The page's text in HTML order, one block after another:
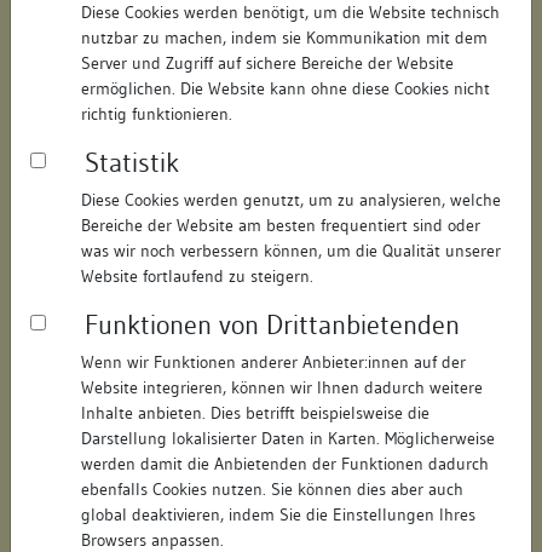
Diese Cookies werden benötigt, um die Website technisch
nutzbar zu machen, indem sie Kommunikation mit dem
Server und Zugriff auf sichere Bereiche der Website
ermöglichen. Die Website kann ohne diese Cookies nicht
richtig funktionieren.
Statistik
Diese Cookies werden genutzt, um zu analysieren, welche
Bereiche der Website am besten frequentiert sind oder
was wir noch verbessern können, um die Qualität unserer
Website fortlaufend zu steigern.
Funktionen von Drittanbietenden
Wenn wir Funktionen anderer Anbieter:innen auf der
Website integrieren, können wir Ihnen dadurch weitere
Inhalte anbieten. Dies betrifft beispielsweise die
Darstellung lokalisierter Daten in Karten. Möglicherweise
werden damit die Anbietenden der Funktionen dadurch
ebenfalls Cookies nutzen. Sie können dies aber auch
global deaktivieren, indem Sie die Einstellungen Ihres
Browsers anpassen.
172374553819/Datum:04.05.2016
Datenbestand:
Bauforschung und Restaurierung
Als PDF herunterladen:
Objektdaten
Straße: Kirchstraße
Hausnummer: 40
Postleitzahl: 74354
Stadt-Teilort: Besigheim
Regierungsbezirk: Stuttgart
Ludwigsburg (Landkreis)
Wohnplatzschlüssel: 8118007001